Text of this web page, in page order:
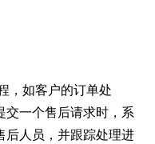
，如客户的订单处
交一个售后请求时，系
后人员，并跟踪处理进